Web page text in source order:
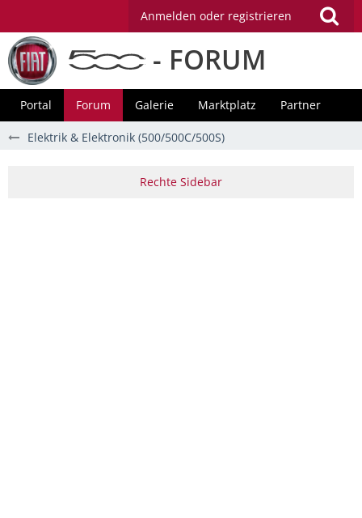
Anmelden oder registrieren
- FORUM
Portal Forum Galerie Marktplatz Partner
Elektrik & Elektronik (500/500C/500S)